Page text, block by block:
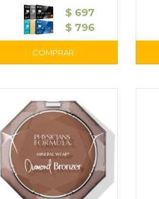
$ 697
$ 796